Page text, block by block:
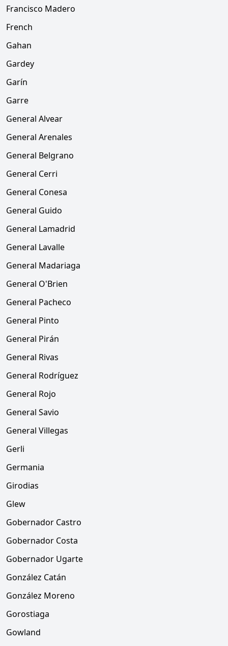
Francisco Madero
French
Gahan
Gardey
Garín
Garre
General Alvear
General Arenales
General Belgrano
General Cerri
General Conesa
General Guido
General Lamadrid
General Lavalle
General Madariaga
General O'Brien
General Pacheco
General Pinto
General Pirán
General Rivas
General Rodríguez
General Rojo
General Savio
General Villegas
Gerli
Germania
Girodias
Glew
Gobernador Castro
Gobernador Costa
Gobernador Ugarte
González Catán
González Moreno
Gorostiaga
Gowland